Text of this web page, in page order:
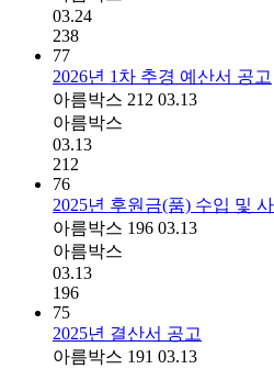
03.24
238
77
2026년 1차 추경 예산서 공고
아름박스 212 03.13
아름박스
03.13
212
76
2025년 후원금(품) 수입 및
아름박스 196 03.13
아름박스
03.13
196
75
2025년 결산서 공고
아름박스 191 03.13